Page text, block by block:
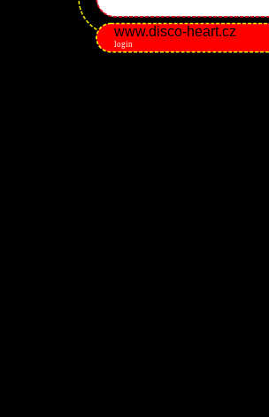
www.disco-heart.cz
login